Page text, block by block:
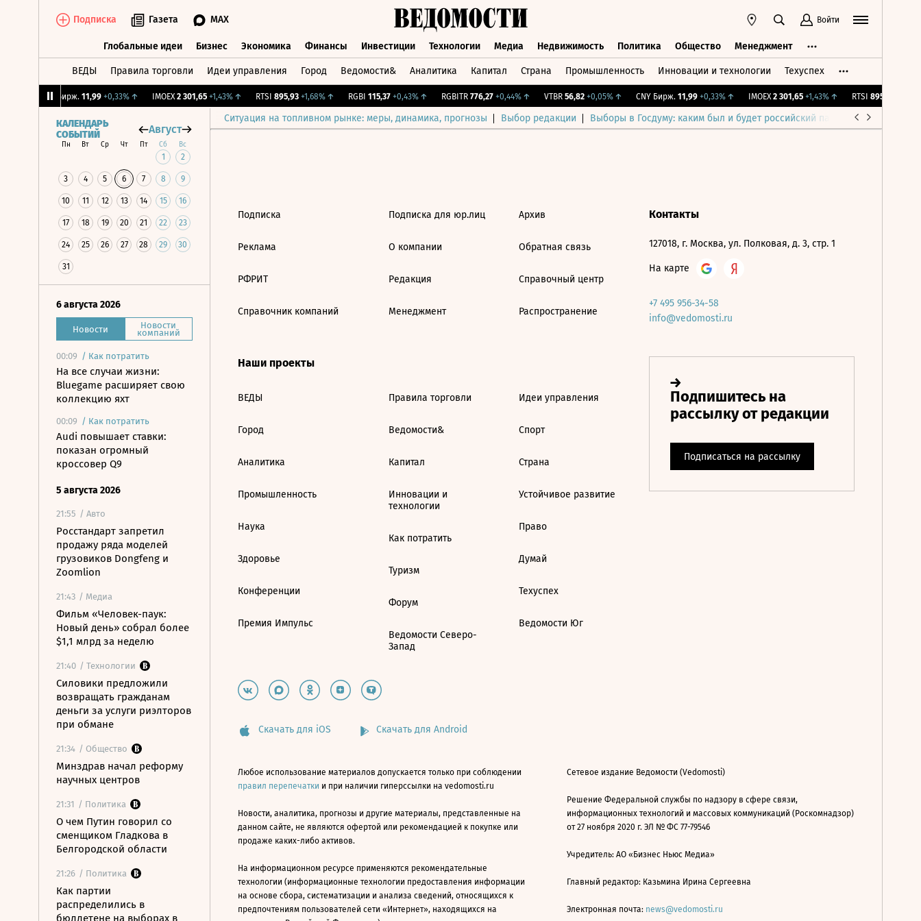
Подписка Газета MAX Войти
Глобальные идеи Бизнес Экономика Финансы Инвестиции Технологии Медиа Недвижимость Политика Общество Менеджмент
ВЕДЫ Правила торговли Идеи управления Город Ведомости& Аналитика Капитал Страна Промышленность Инновации и технологии Техуспех
CNY Бирж. 11,99 +0,33%↑ IMOEX 2 301,65 +1,43%↑ RTSI 895,93 +1,68%↑ RGBI 115,37 +0,43%↑ RGBITR 776,27 +0,44%↑ VTBR 56,82 +0,05%↑ CNY Бирж. 11,99 +0,33%↑ IMOEX 2 301,65 +1,43%↑ RTSI 895,93
Ситуация на топливном рынке: меры, динамика, прогнозы Выбор редакции Выборы в Госдуму: каким был и будет российский парламент
КАЛЕНДАРЬ
СОБЫТИЙ
Август
Пн Вт Ср Чт Пт Сб Вс
1 2
3 4 5 6 7 8 9
10 11 12 13 14 15 16
17 18 19 20 21 22 23
24 25 26 27 28 29 30
31
6 августа 2026
Новости Новости
компаний
00:09 / Как потратить
На все случаи жизни:
Bluegame расширяет свою
коллекцию яхт
00:09 / Как потратить
Audi повышает ставки:
показан огромный
кроссовер Q9
5 августа 2026
21:55 / Авто
Росстандарт запретил
продажу ряда моделей
грузовиков Dongfeng и
Zoomlion
21:43 / Медиа
Фильм «Человек-паук:
Новый день» собрал более
$1,1 млрд за неделю
21:40 / Технологии
Силовики предложили
возвращать гражданам
деньги за услуги риэлторов
при обмане
21:34 / Общество
Минздрав начал реформу
научных центров
21:31 / Политика
О чем Путин говорил со
сменщиком Гладкова в
Белгородской области
21:26 / Политика
Как партии
распределились в
бюллетене на выборах в
Подписка
Реклама
РФРИТ
Справочник компаний
Подписка для юр.лиц
О компании
Редакция
Менеджмент
Архив
Обратная связь
Справочный центр
Распространение
Наши проекты
ВЕДЫ
Город
Аналитика
Промышленность
Наука
Здоровье
Конференции
Премия Импульс
Правила торговли
Ведомости&
Капитал
Инновации и
технологии
Как потратить
Туризм
Форум
Ведомости Северо-
Запад
Идеи управления
Спорт
Страна
Устойчивое развитие
Право
Думай
Техуспех
Ведомости Юг
Контакты
127018, г. Москва, ул. Полковая, д. 3, стр. 1
На карте
+7 495 956-34-58
info@vedomosti.ru
Скачать для iOS Скачать для Android
Любое использование материалов допускается только при соблюдении
правил перепечатки и при наличии гиперссылки на vedomosti.ru
Новости, аналитика, прогнозы и другие материалы, представленные на
данном сайте, не являются офертой или рекомендацией к покупке или
продаже каких-либо активов.
На информационном ресурсе применяются рекомендательные
технологии (информационные технологии предоставления информации
на основе сбора, систематизации и анализа сведений, относящихся к
предпочтениям пользователей сети «Интернет», находящихся на
Сетевое издание Ведомости (Vedomosti)
Решение Федеральной службы по надзору в сфере связи,
информационных технологий и массовых коммуникаций (Роскомнадзор)
от 27 ноября 2020 г. ЭЛ № ФС 77-79546
Учредитель: АО «Бизнес Ньюс Медиа»
Главный редактор: Казьмина Ирина Сергеевна
Электронная почта: news@vedomosti.ru